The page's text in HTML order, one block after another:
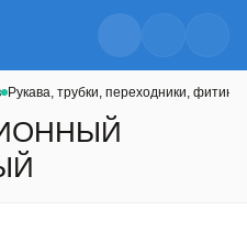
Рукава, трубки, переходники, фитинги